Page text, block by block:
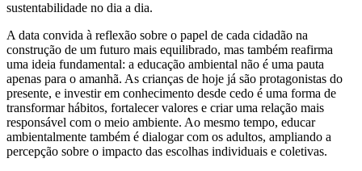
sustentabilidade no dia a dia.
A data convida à reflexão sobre o papel de cada cidadão na
construção de um futuro mais equilibrado, mas também reafirma
uma ideia fundamental: a educação ambiental não é uma pauta
apenas para o amanhã. As crianças de hoje já são protagonistas do
presente, e investir em conhecimento desde cedo é uma forma de
transformar hábitos, fortalecer valores e criar uma relação mais
responsável com o meio ambiente. Ao mesmo tempo, educar
ambientalmente também é dialogar com os adultos, ampliando a
percepção sobre o impacto das escolhas individuais e coletivas.